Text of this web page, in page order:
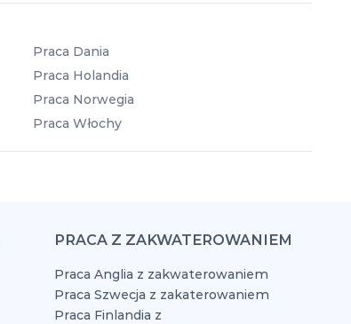
Praca Dania
Praca Holandia
Praca Norwegia
Praca Włochy
PRACA Z ZAKWATEROWANIEM
Praca Anglia z zakwaterowaniem
Praca Szwecja z zakaterowaniem
Praca Finlandia z